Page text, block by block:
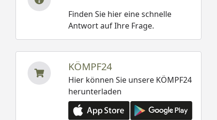
Finden Sie hier eine schnelle
Antwort auf Ihre Frage.
KÖMPF24
Hier können Sie unsere KÖMPF24
herunterladen